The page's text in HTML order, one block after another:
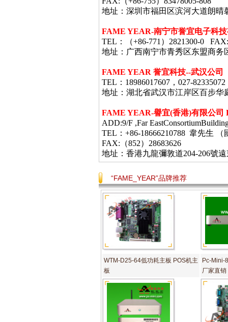
地址：深圳市福田区滨河大道朗晴
FAME YEAR-南宁市誉宜电子科
TEL ：（+86-771 ） 2821300-0 FAX:
地址：广西南宁市青秀区东盟商务
FAME YEAR 誉宜科技--武汉公司
TEL：18986017607，027-82335072
地址：湖北省武汉市江岸区百步华
FAME YEAR-譽宜(香港)有限公司
ADD:9/F ,Far
TEL：+86-18666210788 韋先生
FAX:（852）28683626
地址：香港九龍彌敦道204-206號
“FAME_YEAR”品牌推荐
WTM-D25-64低功耗主板 POS机主
板
Pc-Mini-
厂家直销